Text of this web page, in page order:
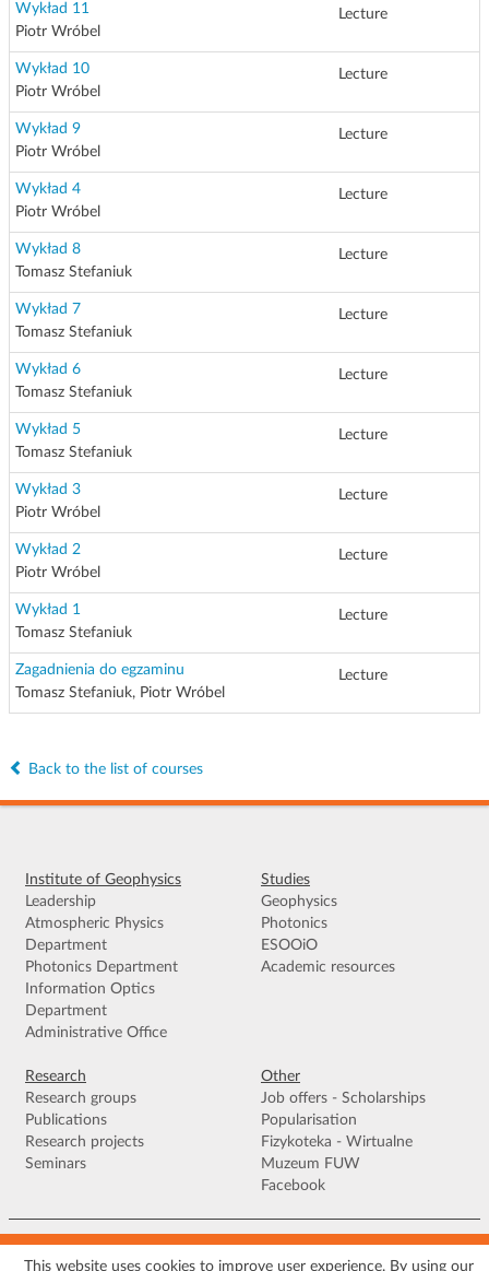
Wykład 11
Piotr Wróbel
Lecture
Wykład 10
Piotr Wróbel
Lecture
Wykład 9
Piotr Wróbel
Lecture
Wykład 4
Piotr Wróbel
Lecture
Wykład 8
Tomasz Stefaniuk
Lecture
Wykład 7
Tomasz Stefaniuk
Lecture
Wykład 6
Tomasz Stefaniuk
Lecture
Wykład 5
Tomasz Stefaniuk
Lecture
Wykład 3
Piotr Wróbel
Lecture
Wykład 2
Piotr Wróbel
Lecture
Wykład 1
Tomasz Stefaniuk
Lecture
Zagadnienia do egzaminu
Tomasz Stefaniuk, Piotr Wróbel
Lecture
Back to the list of courses
Institute of Geophysics
Leadership
Atmospheric Physics
Department
Photonics Department
Information Optics
Department
Administrative Office
Studies
Geophysics
Photonics
ESOOiO
Academic resources
Research
Research groups
Publications
Research projects
Seminars
Other
Job offers - Scholarships
Popularisation
Fizykoteka - Wirtualne
Muzeum FUW
Facebook
Terms of use|Privacy policy|Cookies|Accessibility declaration|Site
map
This website uses cookies to improve user experience. By using our